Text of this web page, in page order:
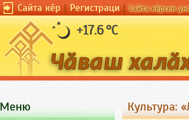
Сайта кӗр|Регистраци|Сайта кӗрсен
+17.6 °C
Культура:
Меню